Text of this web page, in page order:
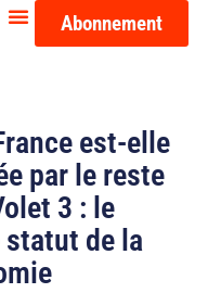
Abonnement
est-elle
par le reste
3 : le
statut de la